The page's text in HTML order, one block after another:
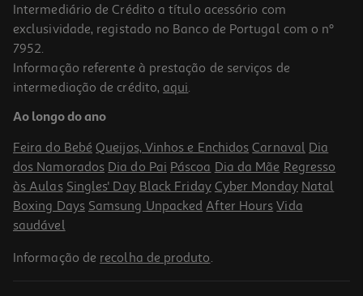
Smartphone Xiaomi Redmi 15 5g (6.9'' 8/256gb Preto)
229.99 €/un
229,99 €
Intermediário de Crédito a título acessório com
exclusividade, registado no Banco de Portugal com o nº
7952.
Informação referente à prestação de serviços de
intermediação de crédito, aqui.
Ao longo do ano
Feira do Bebé Queijos, Vinhos e Enchidos Carnaval Dia
dos Namorados Dia do Pai Páscoa Dia da Mãe Regresso
às Aulas Singles' Day Black Friday Cyber Monday Natal
Boxing Days Samsung Unpacked After Hours Vida
saudável
Informação de recolha de produto.